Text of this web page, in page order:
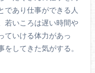
であり仕事ができる人
若いころは遅い時間や
ていける体力があっ
してきた気がする。